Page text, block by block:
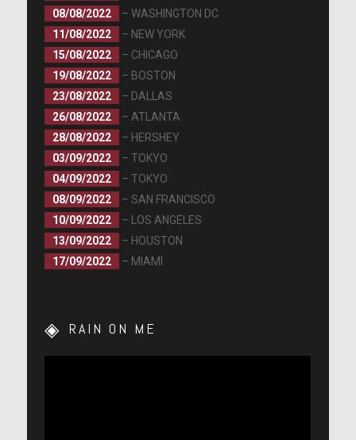
08/08/2022
– WASHINGTON DC
11/08/2022
– NEW YORK
15/08/2022
– CHICAGO
19/08/2022
– BOSTON
23/08/2022
– DALLAS
26/08/2022
– ATLANTA
28/08/2022
– HERSHEY
03/09/2022
– TOKYO
04/09/2022
– TOKYO
08/09/2022
– SAN FRANCISCO
10/09/2022
– LOS ANGELES
13/09/2022
– HOUSTON
17/09/2022
– MIAMI
RAIN ON ME